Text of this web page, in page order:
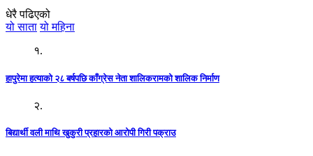
धेरै पढिएको
यो साता यो महिना
१.
हापुरेमा हत्याको २८ बर्षपछि काँग्रेस नेता शालिकरामको शालिक निर्माण
२.
बिद्यार्थी वली माथि खुकुरी प्रहारको आरोपी गिरी पक्राउ